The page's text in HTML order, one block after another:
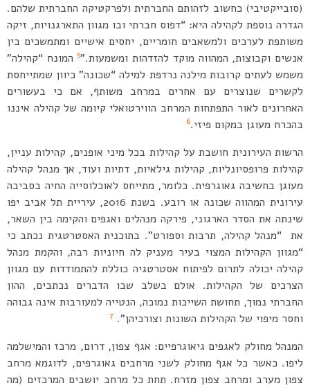
(סובייקטיבי) כחשוב לזהותם החברתית ולפרקטיקה החברתית שלהם.
הגדרה נוספת לקהילה היא: “דפוס חברתי ובו מגוון התארגנויות, זיקה
משותפת לערכים ולמשאבים חומריים, יחסים אישיים ומתמשכים בין
אנשים וקבוצות, המהווה מוקד להזדהות ומשמעות.”5המונח “קהילה”
משמש לעתים קרובות מילנה נרדפת למילה “שכונה” כיוון שמתייחסת
לקשרים שנוצרים עם אחרים במרחב משותף, אם כי בעשורים
האחרונים לאור התפתחות המרחב הווירטואלי קיומה של קהילה איננו
בהכרח מעוגן במקום פיזי.6
הרשות העירונית חושבת על קהילות בכל מיני אופנים, קהילות עניין,
קהילות פרופסיונליות, קהילות גילאיות, דתיות ועוד, אך מנהל קהילה
מעוגן בחשיבה גאוגרפית. כלומר, מתייחס לאוכלוסייה החיה בסביבה
עירונית המהווה שכונה או רובע. בשנת 2016, עיריית תל אביב יפו
שינתה את הסדר הארגוני, פירקה מנהלים ואגפים והקימה בין השאר,
את “מנהל קהילה, תרבות וספורט”. בתוכנית האסטרטגית נכתב כי
“מגוון הקהילות המצוי בעיר מעניק לה חיוניות רבה, והקמת מנהל
קהילה יכולה לתרום לפיתוח אסטרטגיה כוללת להתמודדות עם מגוון
הצרכים של הקהילות. אולם בשלב שבו הדברים נכתבים, ההון
החברתי נמוך, תחושת השייכות נמוכה, הנטייה למעורבות אינה גבוהה
וחסר מיפוי של הקהילות השונות וצורכיהן”. 7
המנהל מחולק לאגפים גיאוגרפיים: אגף צפון, דרום, מרכז והמישלמה
ליפו. כאשר כל אגף מחולק לשני מרחבים גאוגרפים, לדוגמא מרחב
צפון מערב ומרחב צפון מזרח. תחת כל מרחב יושבים המרכזים (מה